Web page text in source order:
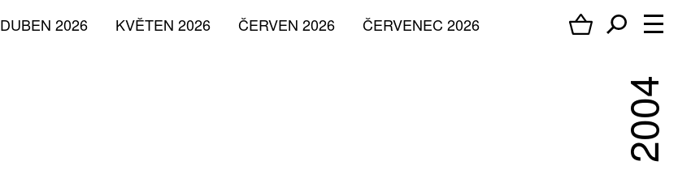
ČERVENEC 2026
ČERVEN 2026
KVĚTEN 2026
DUBEN 2026